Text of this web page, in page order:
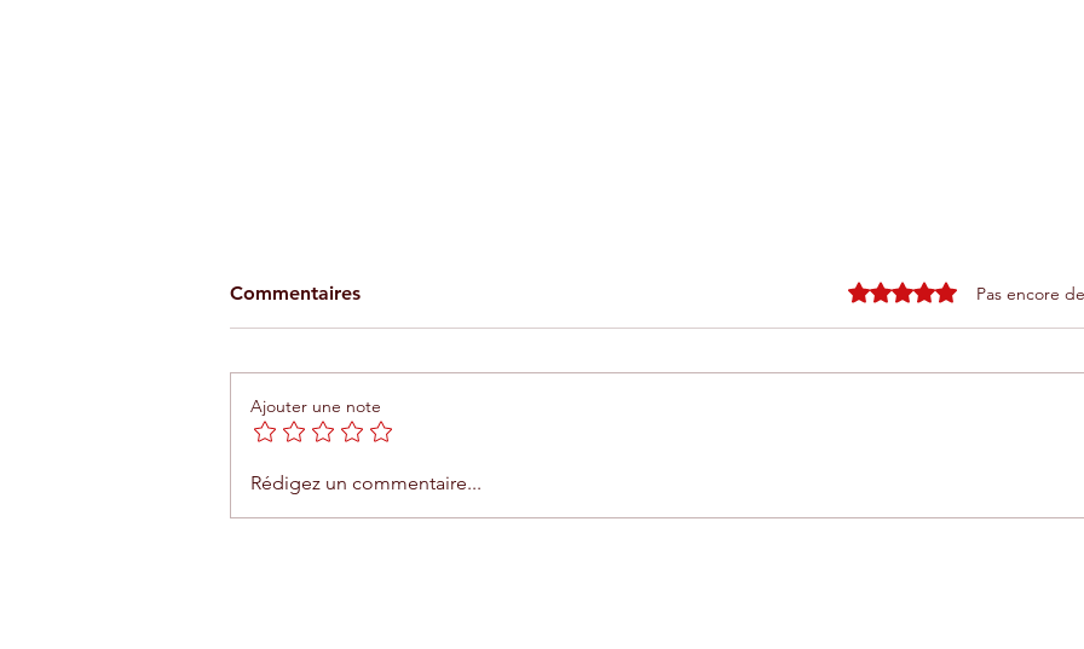
Téléphérique d'Agadir : une
expérience unique entre mer
illégaux, les sacs en
Commentaires Noté 0 étoile sur 5.
Pas encore
Ajouter une note
Rédigez un commentaire...